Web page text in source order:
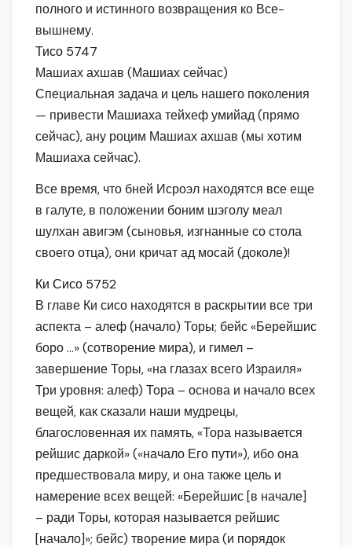
полного и истинного возвращения ко Все-
вышнему.
Тисо 5747
Машиах ахшав (Машиах сейчас)
Специальная задача и цель нашего поколения
— привести Машиаха тейхеф умийад (прямо
сейчас), ану роцим Машиах ахшав (мы хотим
Машиаха сейчас).
Все время, что бней Исроэл находятся все еще
в галуте, в положении боним шэголу меал
шулхан авигэм (сыновья, изгнанные со стола
своего отца), они кричат ад мосай (доколе)!
Ки Сисо 5752
В главе Ки сисо находятся в раскрытии все три
аспекта – алеф (начало) Торы; бейс «Берейшис
боро …» (сотворение мира), и гимел –
завершение Торы, «на глазах всего Израиля»
Три уровня: алеф) Тора – основа и начало всех
вещей, как сказали наши мудрецы,
благословенная их память, «Тора называется
рейшис даркой» («начало Его пути»), ибо она
предшествовала миру, и она также цель и
намерение всех вещей: «Берейшис [в начале]
– ради Торы, которая называется рейшис
[начало]»; бейс) творение мира (и порядок